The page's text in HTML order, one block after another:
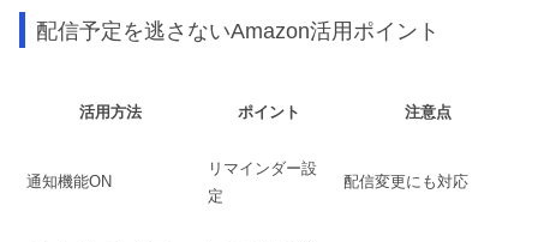
配信予定を逃さないAmazon活用ポイント
活用方法 ポイント 注意点
通知機能ON
リマインダー設
定
配信変更にも対応